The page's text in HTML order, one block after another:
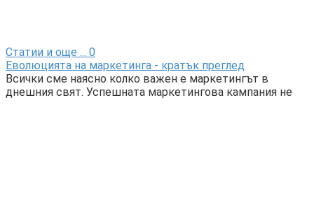
Статии и още ... 0
Еволюцията на маркетинга - кратък преглед
Всички сме наясно колко важен е маркетингът в
днешния свят. Успешната маркетингова кампания не